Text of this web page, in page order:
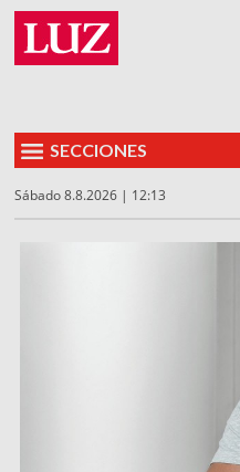
SECCIONES
Sábado 8.8.2026 | 12:13